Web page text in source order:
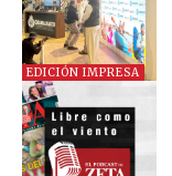
EDICIÓN IMPRESA